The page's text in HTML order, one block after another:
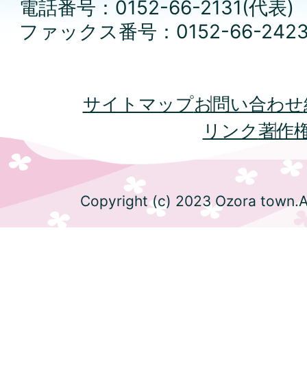
電話番号：0152-66-2131(代表)
ファックス番号：0152-66-
サイトマップお問い合わせ
リンク著作
Copyright (c) 2023 Ozora